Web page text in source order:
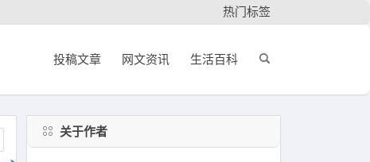
热门标签
投稿文章 网文资讯 生活百科
关于作者